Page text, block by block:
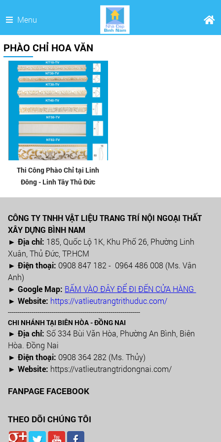
Menu
PHÀO CHỈ HOA VĂN
Thi Công Phào Chỉ tại Linh
Đông - Linh Tây Thủ Đức
CÔNG TY TNHH VẬT LIỆU TRANG TRÍ NỘI NGOẠI THẤT
XÂY DỰNG BÌNH NAM
► Địa chỉ: 185, Quốc Lộ 1K, Khu Phố 26, Phường Linh
Xuân, Thủ Đức, TP.HCM
►Điện thoại: 0908 847 182 - 0964 486 008 (Ms. Vân
Anh)
►Google Map: BẤM VÀO ĐÂY ĐỂ ĐI ĐẾN CỬA HÀNG
► Website: https://vatlieutrangtrithuduc.com/
-------------------------------------------------------------------
CHI NHÁNH TẠI BIÊN HÒA - ĐỒNG NAI
► Địa chỉ: Số 334 Bùi Văn Hòa, Phường An Bình, Biên
Hòa. Đồng Nai
► Điện thoại: 0908 364 282 (Ms. Thủy)
► Website: https://vatlieutrangtridongnai.com/
FANPAGE FACEBOOK
THEO DÕI CHÚNG TÔI